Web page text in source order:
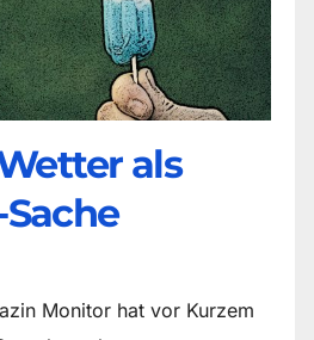
als
Monitor hat vor Kurzem